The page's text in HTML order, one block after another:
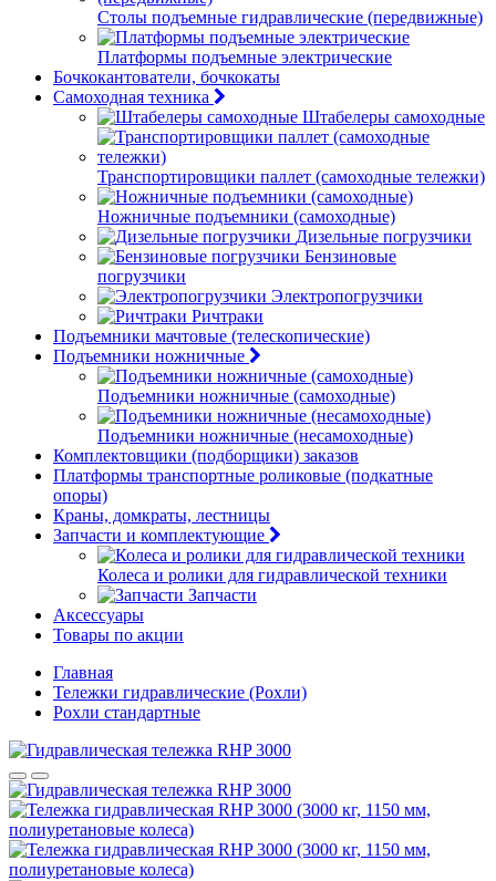
Столы подъемные гидравлические (передвижные)
Платформы подъемные электрические
Бочкокантователи, бочкокаты
Самоходная техника
Штабелеры самоходные
Транспортировщики паллет (самоходные тележки)
Ножничные подъемники (самоходные)
Дизельные погрузчики
Бензиновые
погрузчики
Электропогрузчики
Ричтраки
Подъемники мачтовые (телескопические)
Подъемники ножничные
Подъемники ножничные (самоходные)
Подъемники ножничные (несамоходные)
Комплектовщики (подборщики) заказов
Платформы транспортные роликовые (подкатные
опоры)
Краны, домкраты, лестницы
Запчасти и комплектующие
Колеса и ролики для гидравлической техники
Запчасти
Аксессуары
Товары по акции
Главная
Тележки гидравлические (Рохли)
Рохли стандартные